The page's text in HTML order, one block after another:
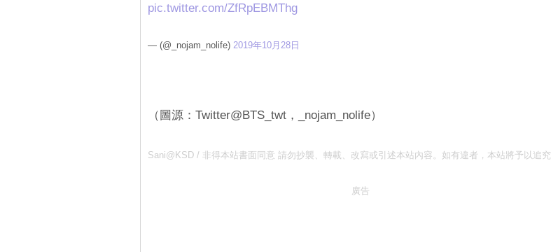
pic.twitter.com/ZfRpEBMThg
— (@_nojam_nolife) 2019年10月28日
（圖源：Twitter@BTS_twt，_nojam_nolife）
Sani@KSD / 非得本站書面同意 請勿抄襲、轉載、改寫或引述本站內容。如有違者，本站將予以追究
廣告